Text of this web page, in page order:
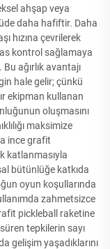
ahşap veya
daha hafiftir. Daha
hızına çevrilerek
kontrol sağlamaya
ağırlık avantajı
hale gelir; çünkü
ekipman kullanan
oluşmasını
maksimize
ince grafit
katlanmasıyla
bütünlüğe katkıda
oyun koşullarında
zahmetsizce
pickleball raketine
tepkilerin sayı
gelişim yaşadıklarını